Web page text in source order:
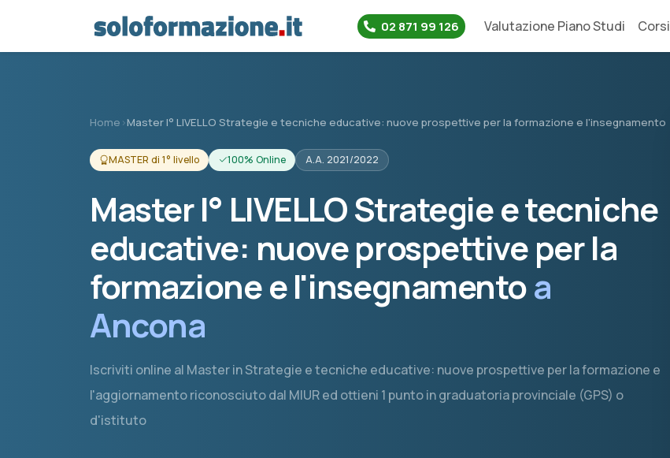
02 871 99 126 Valutazione Piano Studi Corsi
Home ›Master I° LIVELLO Strategie e tecniche educative: nuove prospettive per la formazione e l'insegnamento
MASTER di 1° livello 100% Online A.A. 2021/2022
Master I° LIVELLO Strategie e tecniche
educative: nuove prospettive per la
formazione e l'insegnamentoa
Ancona
Iscriviti online al Master in Strategie e tecniche educative: nuove prospettive per la formazione e
l'aggiornamento riconosciuto dal MIUR ed ottieni 1 punto in graduatoria provinciale (GPS) o
d'istituto